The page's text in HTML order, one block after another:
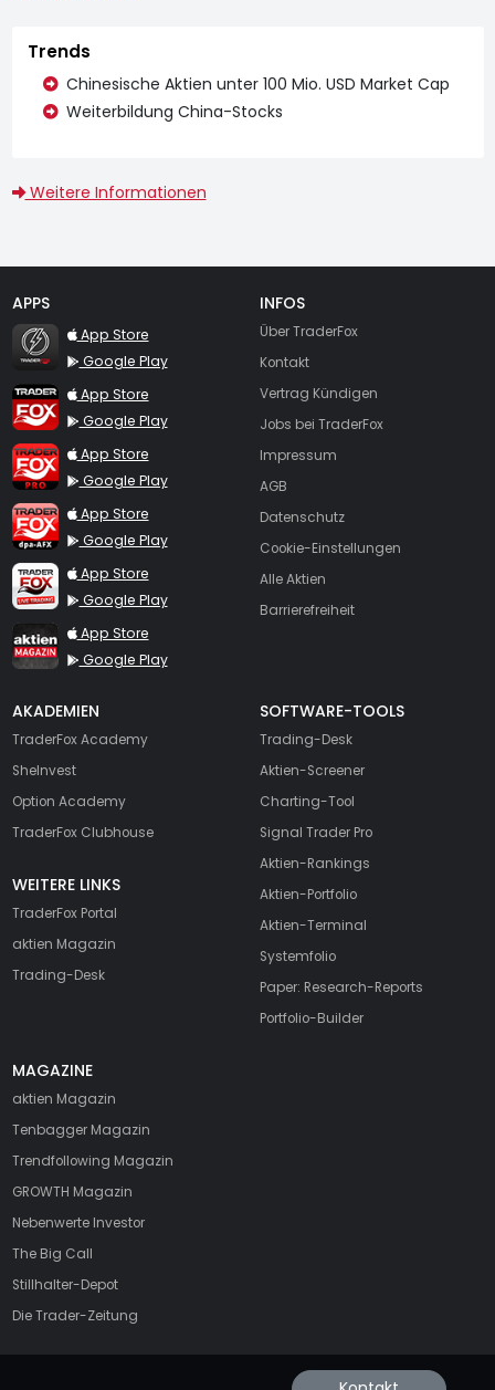
Trends
Chinesische Aktien unter 100 Mio. USD Market Cap
Weiterbildung China-Stocks
Weitere Informationen
APPS
TraderFox Flash
App Store
Google Play
TraderFox App
App Store
Google Play
TraderFox Pro
App Store
Google Play
TraderFox dpa-AFX ProFeed
App Store
Google Play
TraderFox Live Trading
App Store
Google Play
TraderFox aktien Magazin
App Store
Google Play
INFOS
Über TraderFox
Kontakt
Vertrag Kündigen
Jobs bei TraderFox
Impressum
AGB
Datenschutz
Cookie-Einstellungen
Alle Aktien
Barrierefreiheit
AKADEMIEN
TraderFox Academy
SheInvest
Option Academy
TraderFox Clubhouse
WEITERE LINKS
TraderFox Portal
aktien Magazin
Trading-Desk
SOFTWARE-TOOLS
Trading-Desk
Aktien-Screener
Charting-Tool
Signal Trader Pro
Aktien-Rankings
Aktien-Portfolio
Aktien-Terminal
Systemfolio
Paper: Research-Reports
Portfolio-Builder
MAGAZINE
aktien Magazin
Tenbagger Magazin
Trendfollowing Magazin
GROWTH Magazin
Nebenwerte Investor
The Big Call
Stillhalter-Depot
Die Trader-Zeitung